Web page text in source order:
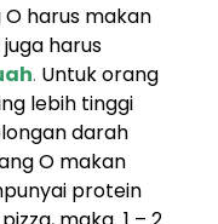
harus makan
harus
. Untuk orang
lebih tinggi
darah
O makan
protein